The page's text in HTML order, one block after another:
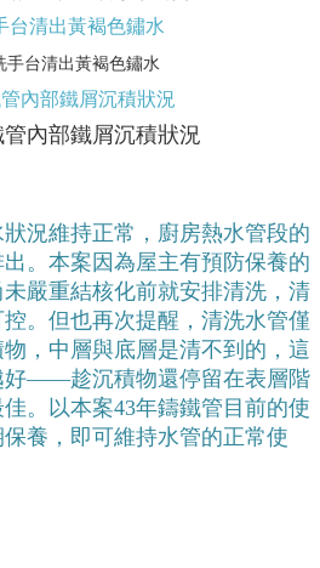
台清出黃褐色鏽水
內部鐵屑沉積狀況
況維持正常，廚房熱水管段的
。本案因為屋主有預防保養的
嚴重結核化前就安排清洗，清
。但也再次提醒，清洗水管僅
，中層與底層是清不到的，這
好——趁沉積物還停留在表層階
。以本案43年鑄鐵管目前的使
養，即可維持水管的正常使